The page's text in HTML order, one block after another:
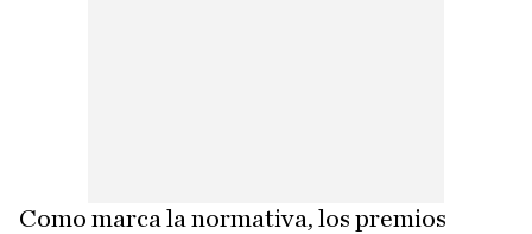
Como marca la normativa, los premios